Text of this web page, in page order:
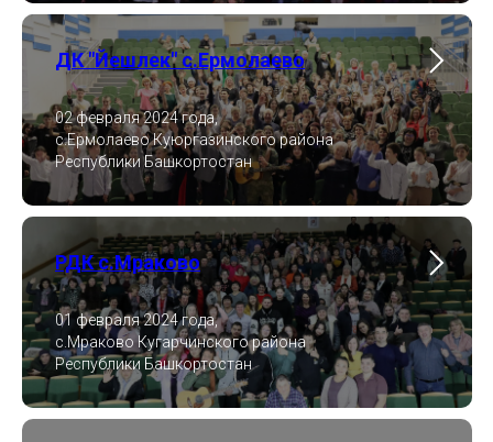
ДК "Йешлек" с.Ермолаево
02 февраля 2024 года,
с.Ермолаево Куюргазинского района
Республики Башкортостан
РДК с.Мраково
01 февраля 2024 года,
с.Мраково Кугарчинского района
Республики Башкортостан